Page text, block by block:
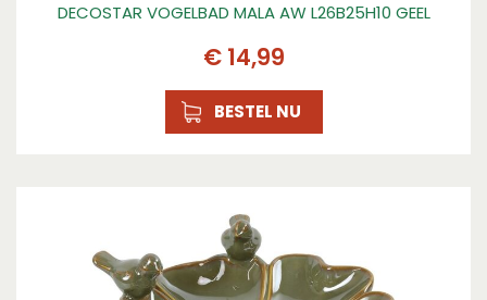
DECOSTAR VOGELBAD MALA AW L26B25H10 GEEL
€ 14,99
BESTEL NU